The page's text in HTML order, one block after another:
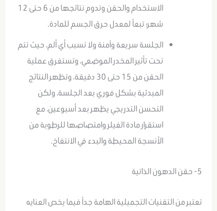
الاستخدام والحقن وتدوم نتائجها من 6 حتى 12
شهر؛ تبعاً لمعدل حرق الجسم للمادة.
الجلسة سريعة وآمنة ولا تسبب أي ألم، حيث تتم
تحت تأثير المخدر الموضعي، وتستغرق عملية
الحقن من 15 حتى 30 دقيقة، وتظهر النتائج
المبدئية بشكل فوري بعد الجلسة، ولكن
التحسن التدريجي يظهر بعد أسبوعين، مع
استقرار مادة الفيلر وامتصاصها للرطوبة من
الأنسجة المحيطة والبدء في الانتفاخ.
5- حقن الدهون الذاتية
تعتبر من التقنيات التجميلية الهامة جداً فيما يخص العنايه